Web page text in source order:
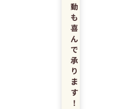
動
も
喜
ん
で
承
り
ま
す
！